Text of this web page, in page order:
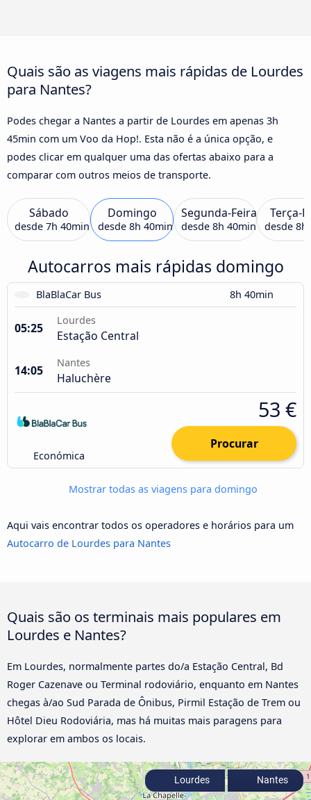
Quais são as viagens mais rápidas de Lourdes
para Nantes?
Podes chegar a Nantes a partir de Lourdes em apenas 3h
45min com um Voo da Hop!. Esta não é a única opção, e
podes clicar em qualquer uma das ofertas abaixo para a
comparar com outros meios de transporte.
Sábado
desde 7h 40min
Domingo
desde 8h 40min
Segunda-Feira
desde 8h 40min
Terça-
desde 8h
Autocarros mais rápidas domingo
BlaBlaCar Bus 8h 40min
05:25
Lourdes
Estação Central
14:05
Nantes
Haluchère
Económica
53 €
Procurar
Mostrar todas as viagens para domingo
Aqui vais encontrar todos os operadores e horários para um
Autocarro de Lourdes para Nantes
Quais são os terminais mais populares em
Lourdes e Nantes?
Em Lourdes, normalmente partes do/a Estação Central, Bd
Roger Cazenave ou Terminal rodoviário, enquanto em Nantes
chegas à/ao Sud Parada de Ônibus, Pirmil Estação de Trem ou
Hôtel Dieu Rodoviária, mas há muitas mais paragens para
explorar em ambos os locais.
Lourdes Nantes